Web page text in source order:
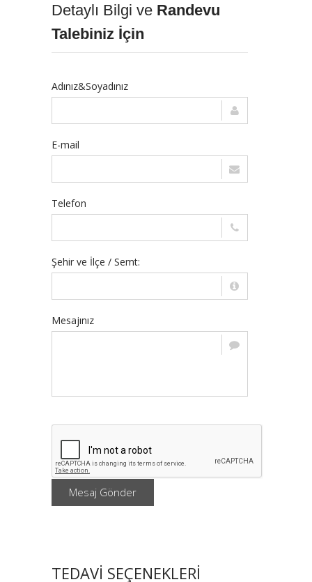
Detaylı Bilgi ve Randevu
Talebiniz İçin
Adınız&Soyadınız
E-mail
Telefon
Şehir ve İlçe / Semt:
Mesajınız
Mesaj Gönder
TEDAVİ SEÇENEKLERİ